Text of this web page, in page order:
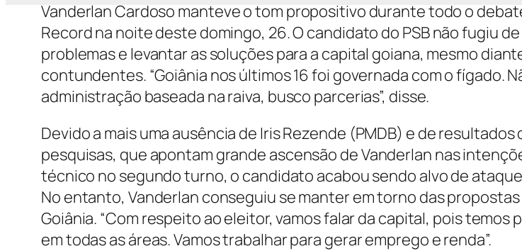
Vanderlan Cardoso manteve o tom propositivo durante todo o
Record na noite deste domingo, 26. O candidato do PSB não fugiu
problemas e levantar as soluções para a capital goiana, mesmo
contundentes. “Goiânia nos últimos 16 foi governada com o fígado.
administração baseada na raiva, busco parcerias”, disse.
Devido a mais uma ausência de Iris Rezende (PMDB) e de resultados
pesquisas, que apontam grande ascensão de Vanderlan nas
técnico no segundo turno, o candidato acabou sendo alvo de
No entanto, Vanderlan conseguiu se manter em torno das
Goiânia. “Com respeito ao eleitor, vamos falar da capital, pois temos
em todas as áreas. Vamos trabalhar para gerar emprego e renda”.